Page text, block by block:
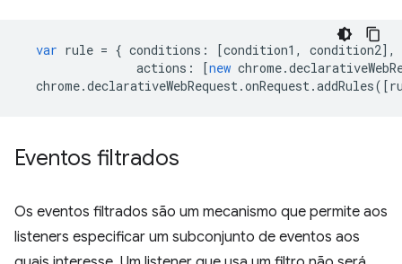
var rule = { conditions : [condition1 , condition2],
actions : [new chrome.
chrome.declarativeWebRequest.onRequest.addRules([
Eventos filtrados
Os eventos filtrados são um mecanismo que permite aos
listeners especificar um subconjunto de eventos aos